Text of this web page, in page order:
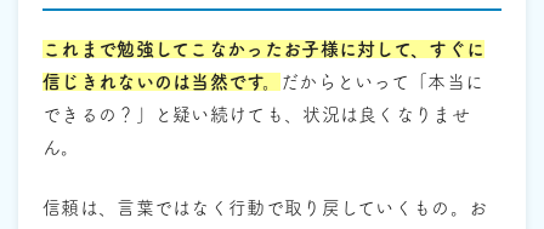
これまで勉強してこなかったお子様に対して、すぐに
信じきれないのは当然です。
だからといって「本当に
できるの？」と疑い続けても、状況は良くなりませ
ん。
信頼は、言葉ではなく行動で取り戻していくもの。お